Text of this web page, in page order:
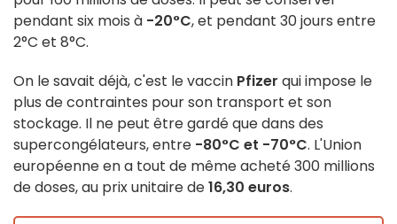
pendant six mois à -20°C, et pendant 30 jours entre
2°C et 8°C.
On le savait déjà, c'est le vaccin Pfizer qui impose le
plus de contraintes pour son transport et son
stockage. Il ne peut être gardé que dans des
supercongélateurs, entre -80°C et -70°C. L'Union
européenne en a tout de même acheté 300 millions
de doses, au prix unitaire de16,30 euros.